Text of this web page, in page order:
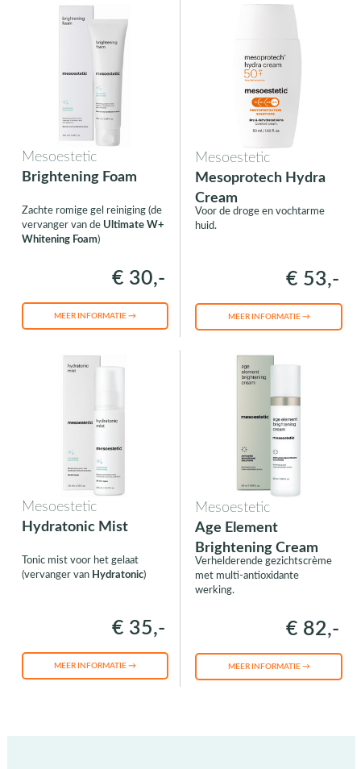
Mesoestetic
Brightening Foam
Zachte romige gel reiniging (de
vervanger van de Ultimate W+
Whitening Foam)
€ 30,-
MEER INFORMATIE →
Mesoestetic
Mesoprotech Hydra
Cream
Voor de droge en vochtarme
huid.
€ 53,-
MEER INFORMATIE →
Mesoestetic
Hydratonic Mist
Tonic mist voor het gelaat
(vervanger van Hydratonic)
€ 35,-
MEER INFORMATIE →
Mesoestetic
Age Element
Brightening Cream
Verhelderende gezichtscrème
met multi-antioxidante
werking.
€ 82,-
MEER INFORMATIE →